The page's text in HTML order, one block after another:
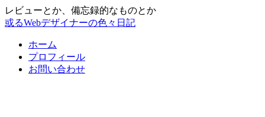
レビューとか、備忘録的なものとか
或るWebデザイナーの色々日記
ホーム
プロフィール
お問い合わせ